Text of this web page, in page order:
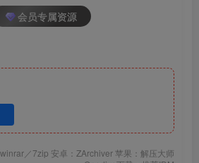
会员专属资源
／7zip 安卓：ZArchiver 苹果：解压大师